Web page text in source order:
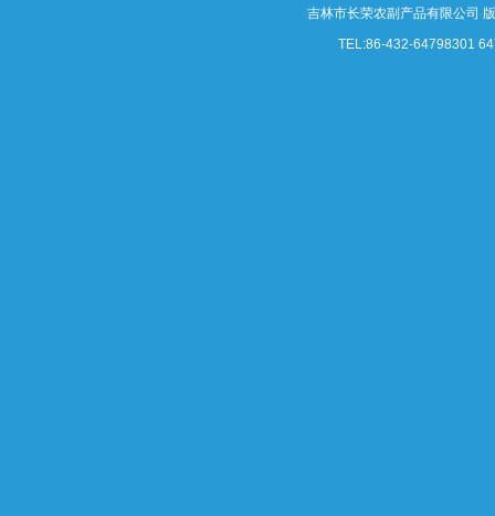
吉林市长荣农副产品有限公司
TEL:86-432-64798301